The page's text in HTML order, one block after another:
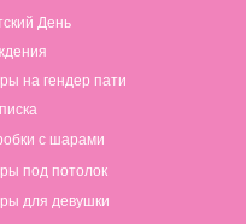
День
на гендер пати
с шарами
под потолок
для девушки